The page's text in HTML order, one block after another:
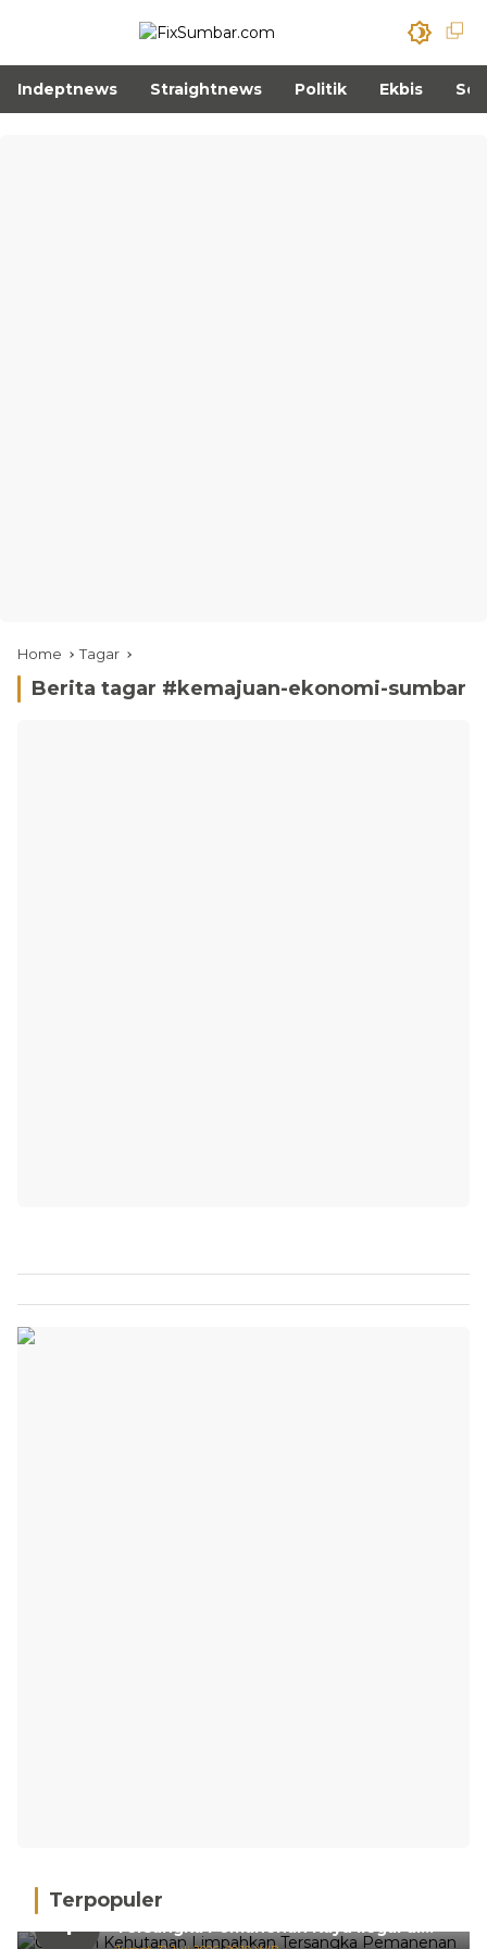
Indeptnews Straightnews Politik Ekbis
Home Tagar
Berita tagar #kemajuan-ekonomi-sumbar
Terpopuler
1
Gakkum Kehutanan Limpahkan
Tersangka Pemanenan Kayu Ilegal di